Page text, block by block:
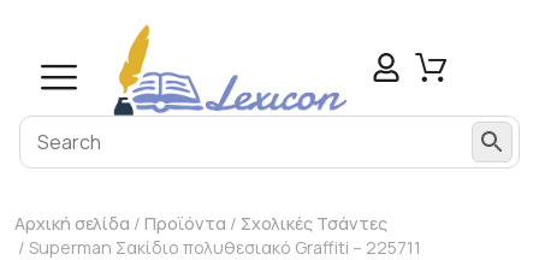
Αρχική σελίδα / Προϊόντα / Σχολικές Τσάντες
/ Superman Σακίδιο πολυθεσιακό Graffiti – 225711